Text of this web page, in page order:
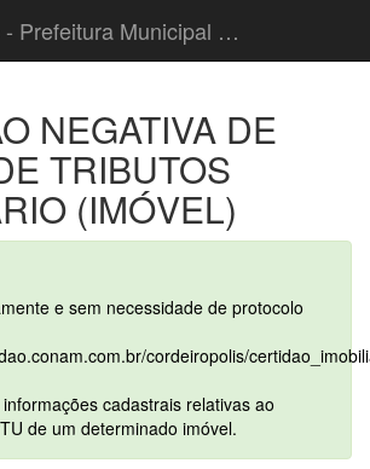
Serviços Online - Prefeitura Municipal de Cordeiropolis
NEGATIVA DE
TRIBUTOS
(IMÓVEL)
e sem necessidade de protocolo
cordeiropolis/
cadastrais relativas ao
de um determinado imóvel.